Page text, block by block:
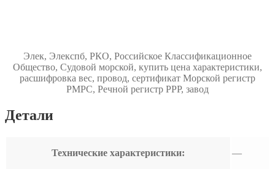
Элек, Элекспб, РКО, Российское Классификационное
Общество, Судовой морской, купить цена характеристики,
расшифровка вес, провод, сертификат Морской регистр
РМРС, Речной регистр РРР, завод
Детали
Технические характеристики: —